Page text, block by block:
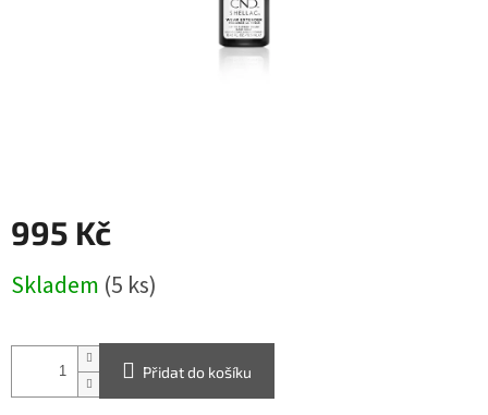
995 Kč
cena:
Skladem (5 ks)
Přidat do košíku